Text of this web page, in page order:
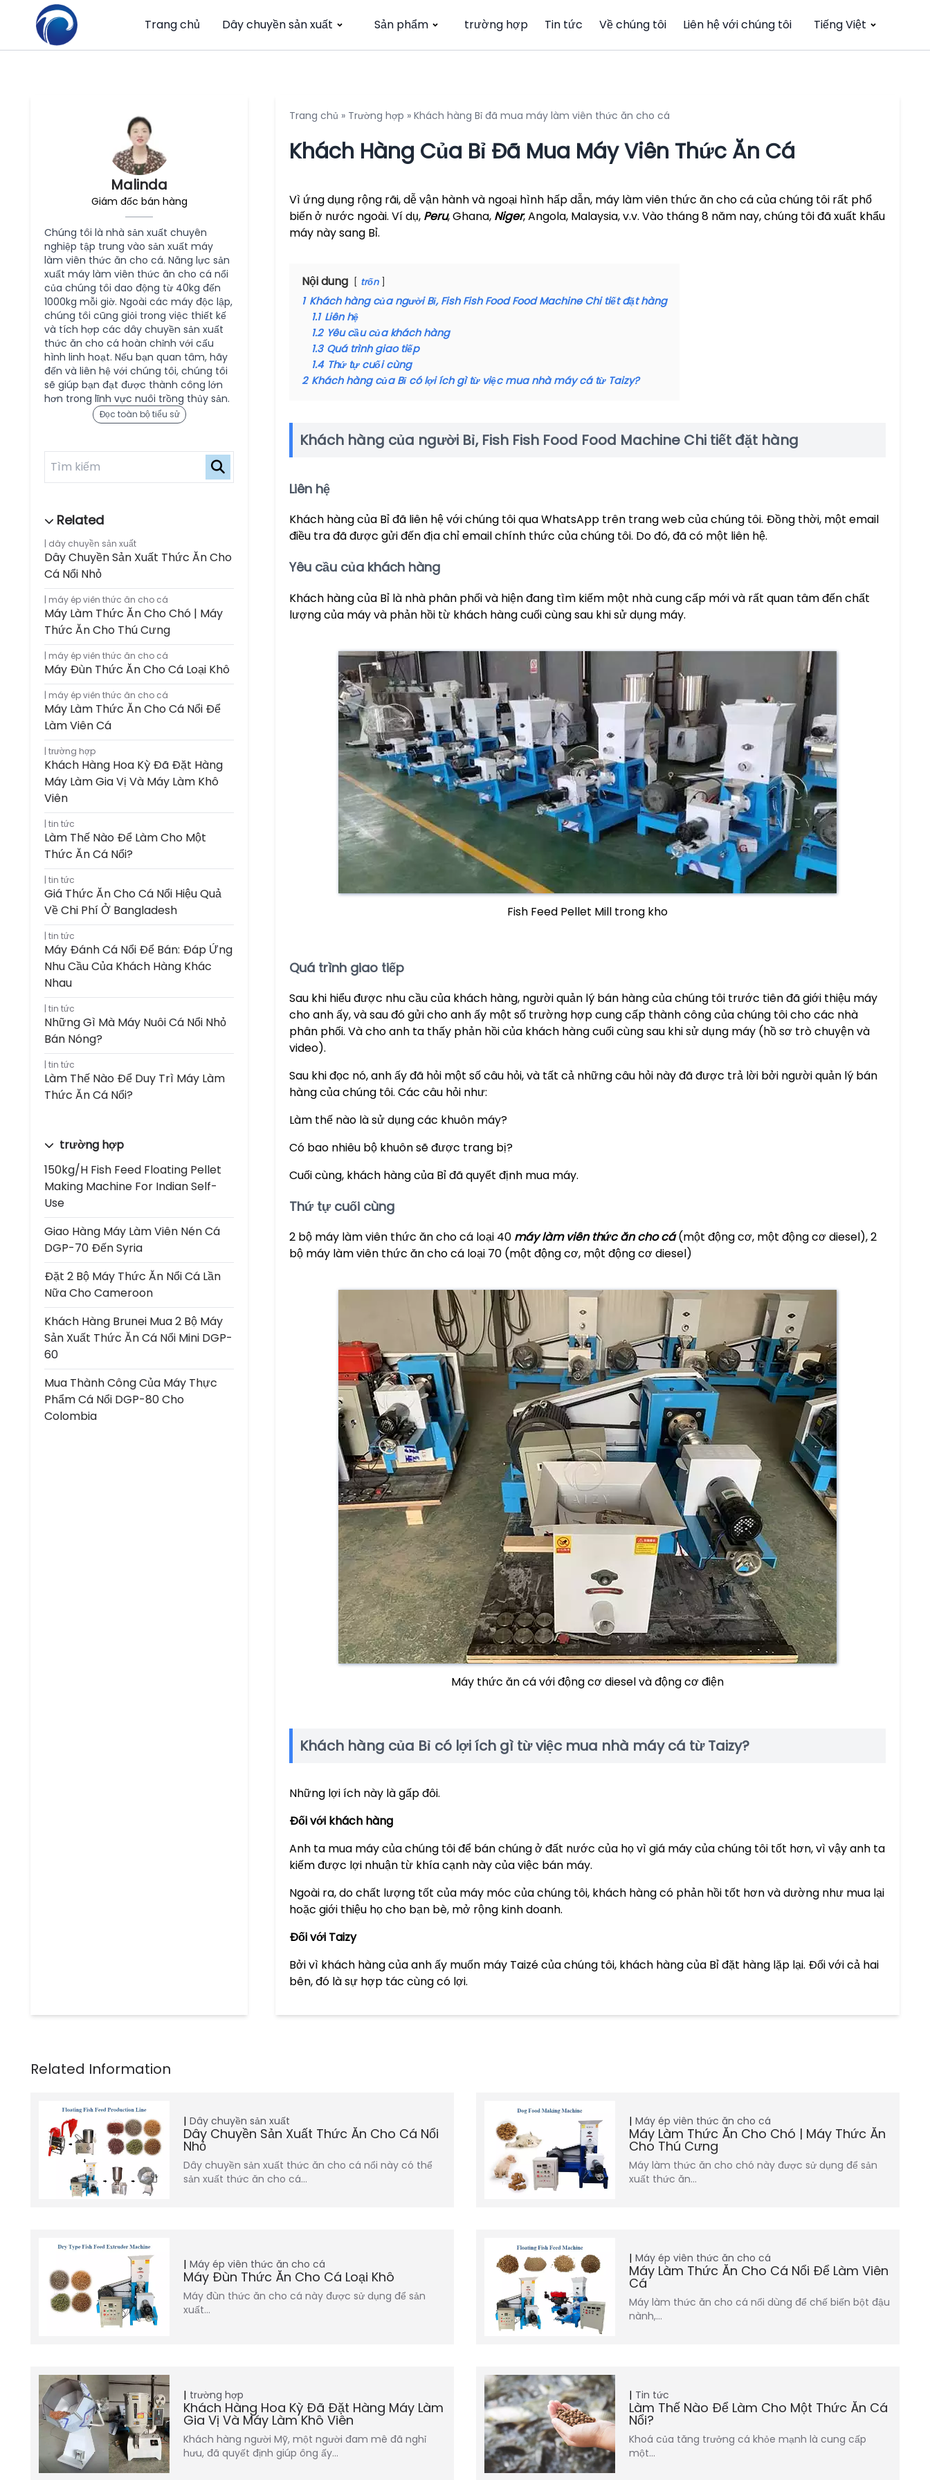
Trang chủ Dây chuyền sản xuất Sản phẩm trường hợp Tin tức Về chúng tôi Liên hệ với chúng tôi Tiếng Việt
Malinda
Giám đốc bán hàng
Chúng tôi là nhà sản xuất chuyên
nghiệp tập trung vào sản xuất máy
làm viên thức ăn cho cá. Năng lực sản
xuất máy làm viên thức ăn cho cá nổi
của chúng tôi dao động từ 40kg đến
1000kg mỗi giờ. Ngoài các máy độc lập,
chúng tôi cũng giỏi trong việc thiết kế
và tích hợp các dây chuyền sản xuất
thức ăn cho cá hoàn chỉnh với cấu
hình linh hoạt. Nếu bạn quan tâm, hãy
đến và liên hệ với chúng tôi, chúng tôi
sẽ giúp bạn đạt được thành công lớn
hơn trong lĩnh vực nuôi trồng thủy sản.
Đọc toàn bộ tiểu sử
dây chuyền sản xuất
Dây Chuyền Sản Xuất Thức Ăn Cho
Cá Nổi Nhỏ
máy ép viên thức ăn cho cá
Máy Làm Thức Ăn Cho Chó | Máy
Thức Ăn Cho Thú Cưng
máy ép viên thức ăn cho cá
Máy Đùn Thức Ăn Cho Cá Loại Khô
máy ép viên thức ăn cho cá
Máy Làm Thức Ăn Cho Cá Nổi Để
Làm Viên Cá
trường hợp
Khách Hàng Hoa Kỳ Đã Đặt Hàng
Máy Làm Gia Vị Và Máy Làm Khô
Viên
tin tức
Làm Thế Nào Để Làm Cho Một
Thức Ăn Cá Nổi?
tin tức
Giá Thức Ăn Cho Cá Nổi Hiệu Quả
Về Chi Phí Ở Bangladesh
tin tức
Máy Đánh Cá Nổi Để Bán: Đáp Ứng
Nhu Cầu Của Khách Hàng Khác
Nhau
tin tức
Những Gì Mà Máy Nuôi Cá Nổi Nhỏ
Bán Nóng?
tin tức
Làm Thế Nào Để Duy Trì Máy Làm
Thức Ăn Cá Nổi?
trường hợp
150kg/h Fish Feed Floating Pellet
Making Machine For Indian Self-
Use
Giao Hàng Máy Làm Viên Nén Cá
DGP-70 Đến Syria
Đặt 2 Bộ Máy Thức Ăn Nổi Cá Lần
Nữa Cho Cameroon
Khách Hàng Brunei Mua 2 Bộ Máy
Sản Xuất Thức Ăn Cá Nổi Mini DGP-
60
Mua Thành Công Của Máy Thực
Phẩm Cá Nổi DGP-80 Cho
Colombia
Trang chủ » Trường hợp » Khách hàng Bỉ đã mua máy làm viên thức ăn cho cá
Khách Hàng Của Bỉ Đã Mua Máy Viên Thức Ăn Cá
Vì ứng dụng rộng rãi, dễ vận hành và ngoại hình hấp dẫn, máy làm viên thức ăn cho cá của chúng tôi rất phổ
biến ở nước ngoài. Ví dụ, Peru, Ghana, Niger, Angola, Malaysia, v.v. Vào tháng 8 năm nay, chúng tôi đã xuất khẩu
máy này sang Bỉ.
Nội dung trốn
1 Khách hàng của người Bỉ, Fish Fish Food Food Machine Chi tiết đặt hàng
1.1 Liên hệ
1.2 Yêu cầu của khách hàng
1.3 Quá trình giao tiếp
1.4 Thứ tự cuối cùng
2 Khách hàng của Bỉ có lợi ích gì từ việc mua nhà máy cá từ Taizy?
Khách hàng của người Bỉ, Fish Fish Food Food Machine Chi tiết đặt hàng
Liên hệ
Khách hàng của Bỉ đã liên hệ với chúng tôi qua WhatsApp trên trang web của chúng tôi. Đồng thời, một email
điều tra đã được gửi đến địa chỉ email chính thức của chúng tôi. Do đó, đã có một liên hệ.
Yêu cầu của khách hàng
Khách hàng của Bỉ là nhà phân phối và hiện đang tìm kiếm một nhà cung cấp mới và rất quan tâm đến chất
lượng của máy và phản hồi từ khách hàng cuối cùng sau khi sử dụng máy.
Fish Feed Pellet Mill trong kho
Quá trình giao tiếp
Sau khi hiểu được nhu cầu của khách hàng, người quản lý bán hàng của chúng tôi trước tiên đã giới thiệu máy
cho anh ấy, và sau đó gửi cho anh ấy một số trường hợp cung cấp thành công của chúng tôi cho các nhà
phân phối. Và cho anh ta thấy phản hồi của khách hàng cuối cùng sau khi sử dụng máy (hồ sơ trò chuyện và
video).
Sau khi đọc nó, anh ấy đã hỏi một số câu hỏi, và tất cả những câu hỏi này đã được trả lời bởi người quản lý bán
hàng của chúng tôi. Các câu hỏi như:
Làm thế nào là sử dụng các khuôn máy?
Có bao nhiêu bộ khuôn sẽ được trang bị?
Cuối cùng, khách hàng của Bỉ đã quyết định mua máy.
Thứ tự cuối cùng
2 bộ máy làm viên thức ăn cho cá loại 40 máy làm viên thức ăn cho cá(một động cơ, một động cơ diesel), 2
bộ máy làm viên thức ăn cho cá loại 70 (một động cơ, một động cơ diesel)
Máy thức ăn cá với động cơ diesel và động cơ điện
Khách hàng của Bỉ có lợi ích gì từ việc mua nhà máy cá từ Taizy?
Những lợi ích này là gấp đôi.
Đối với khách hàng
Anh ta mua máy của chúng tôi để bán chúng ở đất nước của họ vì giá máy của chúng tôi tốt hơn, vì vậy anh ta
kiếm được lợi nhuận từ khía cạnh này của việc bán máy.
Ngoài ra, do chất lượng tốt của máy móc của chúng tôi, khách hàng có phản hồi tốt hơn và dường như mua lại
hoặc giới thiệu họ cho bạn bè, mở rộng kinh doanh.
Đối với Taizy
Bởi vì khách hàng của anh ấy muốn máy Taizé của chúng tôi, khách hàng của Bỉ đặt hàng lặp lại. Đối với cả hai
bên, đó là sự hợp tác cùng có lợi.
Dây chuyền sản xuất
Dây Chuyền Sản Xuất Thức Ăn Cho Cá Nổi
Nhỏ
Dây chuyền sản xuất thức ăn cho cá nổi này có thể
sản xuất thức ăn cho cá…
Máy ép viên thức ăn cho cá
Máy Làm Thức Ăn Cho Chó | Máy Thức Ăn
Cho Thú Cưng
Máy làm thức ăn cho chó này được sử dụng để sản
xuất thức ăn…
Máy ép viên thức ăn cho cá
Máy Đùn Thức Ăn Cho Cá Loại Khô
Máy đùn thức ăn cho cá này được sử dụng để sản
xuất…
Máy ép viên thức ăn cho cá
Máy Làm Thức Ăn Cho Cá Nổi Để Làm Viên
Cá
Máy làm thức ăn cho cá nổi dùng để chế biến bột đậu
nành,…
trường hợp
Khách Hàng Hoa Kỳ Đã Đặt Hàng Máy Làm
Gia Vị Và Máy Làm Khô Viên
Khách hàng người Mỹ, một người đam mê đã nghỉ
hưu, đã quyết định giúp ông ấy…
Tin tức
Làm Thế Nào Để Làm Cho Một Thức Ăn Cá
Nổi?
Khoá của tăng trưởng cá khỏe mạnh là cung cấp
một…